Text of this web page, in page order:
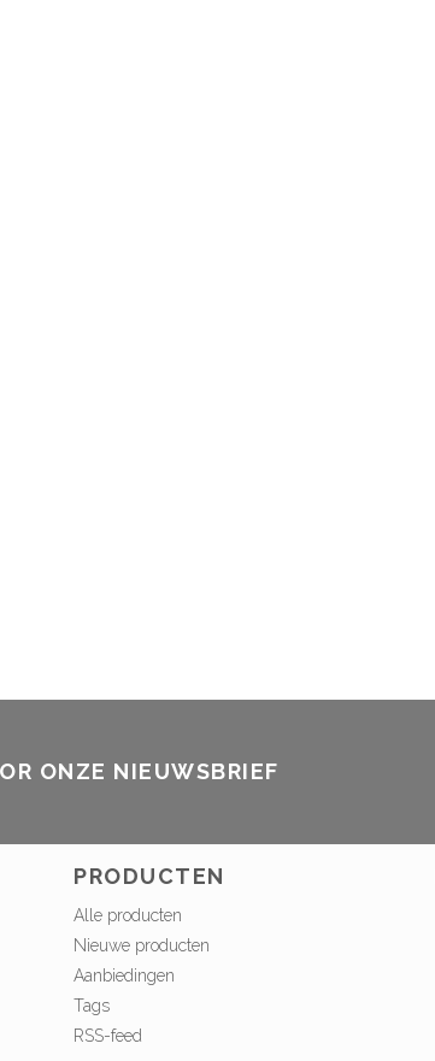
ONZE NIEUWSBRIEF
PRODUCTEN
Alle producten
Nieuwe producten
Aanbiedingen
Tags
RSS-feed